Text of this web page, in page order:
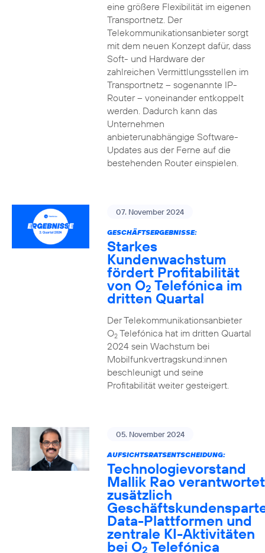
eine größere Flexibilität im eigenen
Transportnetz. Der
Telekommunikationsanbieter sorgt
mit dem neuen Konzept dafür, dass
Soft- und Hardware der
zahlreichen Vermittlungsstellen im
Transportnetz – sogenannte IP-
Router – voneinander entkoppelt
werden. Dadurch kann das
Unternehmen
anbieterunabhängige Software-
Updates aus der Ferne auf die
bestehenden Router einspielen.
07. November 2024
GESCHÄFTSERGEBNISSE:
Starkes
Kundenwachstum
fördert Profitabilität
von O2 Telefónica im
dritten Quartal
Der Telekommunikationsanbieter
O2Telefónica hat im dritten Quartal
2024 sein Wachstum bei
Mobilfunkvertragskund:innen
beschleunigt und seine
Profitabilität weiter gesteigert.
05. November 2024
AUFSICHTSRATSENTSCHEIDUNG:
Technologievorstand
Mallik Rao verantwortet
zusätzlich
Data-Plattformen und
zentrale KI-Aktivitäten
bei O2 Telefónica